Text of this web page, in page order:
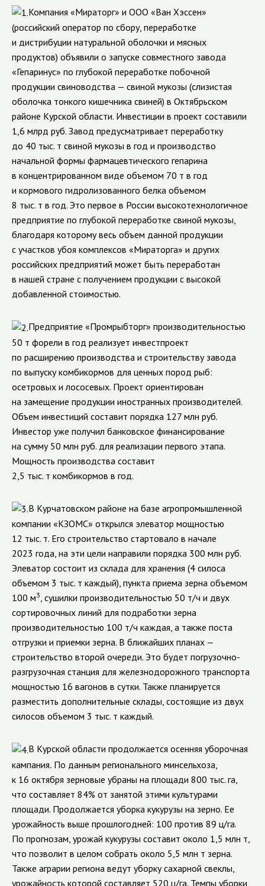
Компания «Мираторг» и ООО «Ван Хэссен»
(российский оператор по сбору, переработке
и дистрибуции натуральной оболочки и мясных
продуктов) объявили о запуске совместного завода
«Гепаринус» по глубокой переработке побочной
продукции свиноводства — свиной мукозы (слизистая
оболочка тонкого кишечника свиней) в Октябрьском
районе Курской области. Инвестиции в проект составили
1,6 млрд руб. Завод предусматривает переработку
до 40 тыс. т свиной мукозы в год и производство
начальной формы фармацевтического гепарина
в концентрированном виде объемом 70 т в год
и кормового гидролизованного белка объемом
8 тыс. т в год. Это первое в России высокотехнологичное
предприятие по глубокой переработке свиной мукозы,
благодаря которому весь объем данной продукции
с участков убоя комплексов «Мираторга» и других
российских предприятий может быть переработан
в нашей стране с получением продукции с высокой
добавленной стоимостью.
Предприятие «Промрыбторг» производительностью
50 т форели в год реализует инвестпроект
по расширению производства и строительству завода
по выпуску комбикормов для ценных пород рыб:
осетровых и лососевых. Проект ориентирован
на замещение продукции иностранных производителей.
Объем инвестиций составит порядка 127 млн руб.
Инвестор уже получил банковское финансирование
на сумму 50 млн руб. для реализации первого этапа.
Мощность производства составит
2,5 тыс. т комбикормов в год.
В Курчатовском районе на базе агропромышленной
компании «КЗОМС» открылся элеватор мощностью
12 тыс. т. Его строительство стартовало в начале
2023 года, на эти цели направили порядка 300 млн руб.
Элеватор состоит из склада для хранения (4 силоса
объемом 3 тыс. т каждый), пункта приема зерна объемом
100 м3, сушилки производительностью 50 т/ч и двух
сортировочных линий для подработки зерна
производительностью 100 т/ч каждая, а также поста
отгрузки и приемки зерна. В ближайших планах —
строительство второй очереди. Это будет погрузочно-
разгрузочная станция для железнодорожного транспорта
мощностью 16 вагонов в сутки. Также планируется
разместить дополнительные склады, состоящие из двух
силосов объемом 3 тыс. т каждый.
В Курской области продолжается осенняя уборочная
кампания. По данным регионального минсельхоза,
к 16 октября зерновые убраны на площади 800 тыс. га,
что составляет 84% от занятой этими культурами
площади. Продолжается уборка кукурузы на зерно. Ее
урожайность выше прошлогодней: 100 против 89 ц/га.
По прогнозам, урожай кукурузы составит около 1,5 млн т,
что позволит в целом собрать около 5,5 млн т зерна.
Также аграрии региона ведут уборку сахарной свеклы,
урожайность которой составляет 520 ц/га. Темпы уборки